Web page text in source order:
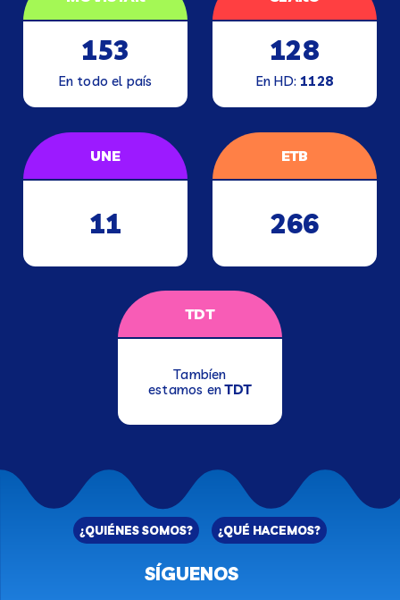
153
En todo el país
128
En HD:1128
UNE
11
ETB
266
TDT
Tambíen
estamos enTDT
¿QUIÉNES SOMOS? ¿QUÉ HACEMOS?
SÍGUENOS